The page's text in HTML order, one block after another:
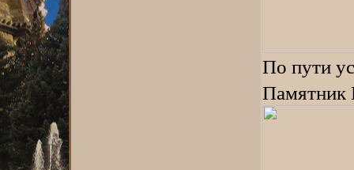
По пути
Памятник